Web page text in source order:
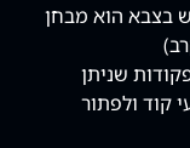
בצבא הוא מבחן
שניתן
קוד ולפתור